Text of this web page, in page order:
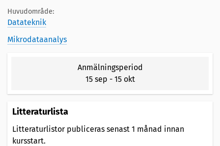
Huvudområde:
Datateknik
Mikrodataanalys
Anmälningsperiod
15 sep - 15 okt
Litteraturlista
Litteraturlistor publiceras senast 1 månad innan
kursstart.